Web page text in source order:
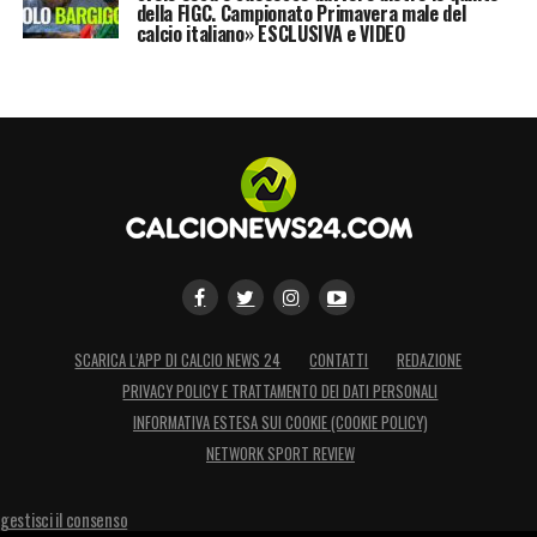
della FIGC. Campionato Primavera male del
calcio italiano» ESCLUSIVA e VIDEO
SCARICA L’APP DI CALCIO NEWS 24 CONTATTI
REDAZIONE
PRIVACY POLICY E TRATTAMENTO DEI DATI PERSONALI
INFORMATIVA ESTESA SUI COOKIE (COOKIE POLICY)
NETWORK SPORT REVIEW
gestisci il consenso